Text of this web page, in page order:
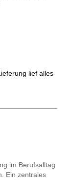
lief alles
im Berufsalltag
Ein zentrales